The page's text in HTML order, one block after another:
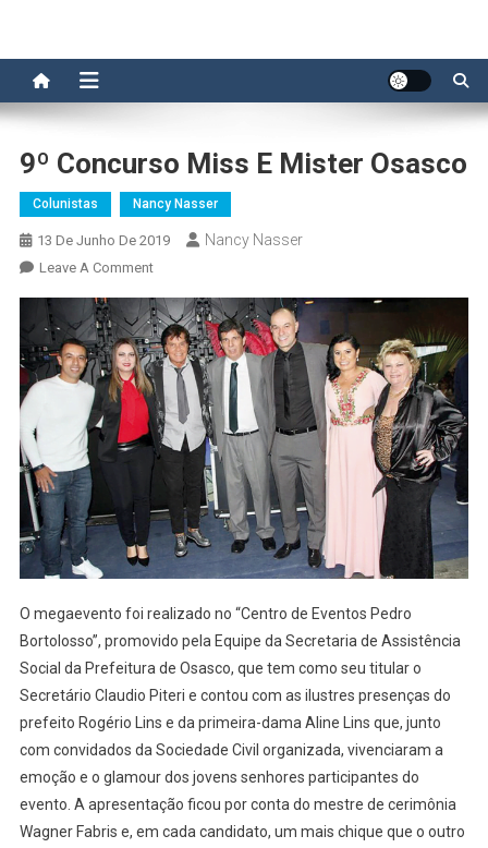
9º Concurso Miss E Mister Osasco
Colunistas Nancy Nasser
13 De Junho De 2019 Nancy Nasser
Leave A CommentOn
Concurso
Miss
E
Mister
Osasco
O megaevento foi realizado no “Centro de Eventos Pedro
Bortolosso”, promovido pela Equipe da Secretaria de Assistência
Social da Prefeitura de Osasco, que tem como seu titular o
Secretário Claudio Piteri e contou com as ilustres presenças do
prefeito Rogério Lins e da primeira-dama Aline Lins que, junto
com convidados da Sociedade Civil organizada, vivenciaram a
emoção e o glamour dos jovens senhores participantes do
evento. A apresentação ficou por conta do mestre de cerimônia
Wagner Fabris e, em cada candidato, um mais chique que o outro